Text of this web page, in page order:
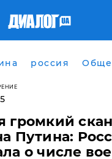
россия
громкий
Путина:
о числе